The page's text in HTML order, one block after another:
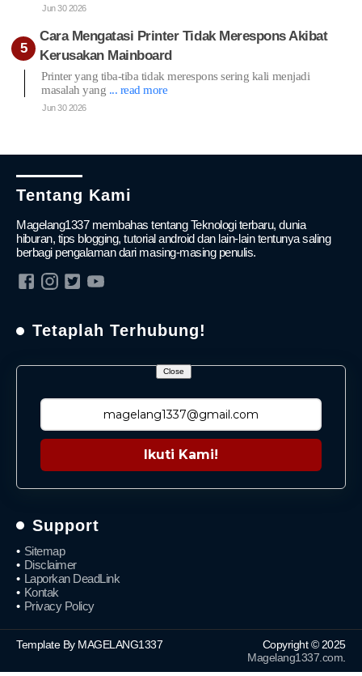
Jun 30 2026
Cara Mengatasi Printer Tidak Merespons Akibat
Kerusakan Mainboard
Printer yang tiba-tiba tidak merespons sering kali menjadi
masalah yang ... read more
Jun 30 2026
Tentang Kami
Magelang1337 membahas tentang Teknologi terbaru, dunia
hiburan, tips blogging, tutorial android dan lain-lain tentunya saling
berbagi pengalaman dari masing-masing penulis.
Tetaplah Terhubung!
Ikuti Kami!
Support
Sitemap
Disclaimer
Laporkan DeadLink
Kontak
Privacy Policy
Template By MAGELANG1337
Copyright © 2025
Magelang1337.com
Close